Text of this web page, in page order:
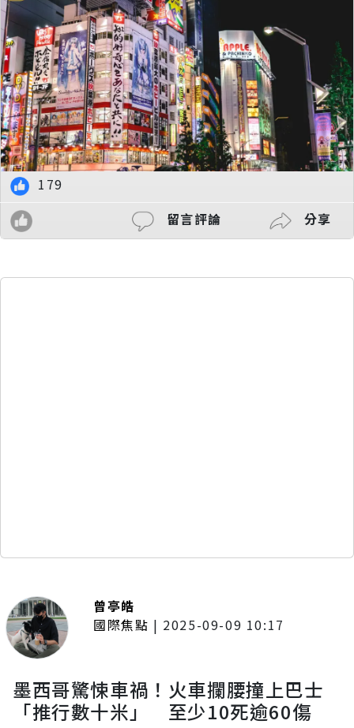
179
留言評論
分享
曾亭皓
國際焦點 | 2025-09-09 10:17
墨西哥驚悚車禍！火車攔腰撞上巴士
「推行數十米」 至少10死逾60傷